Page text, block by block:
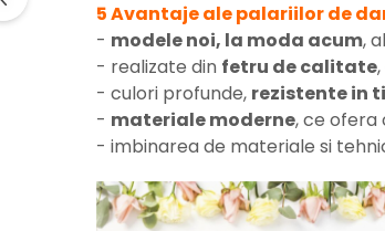
5 Avantaje ale palariilor de
- modele noi, la moda acum,
- realizate din fetru de calitate
- culori profunde, rezistente in
- materiale moderne, ce ofera
- imbinarea de materiale si